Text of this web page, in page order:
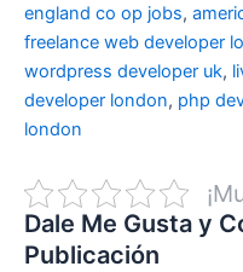
england co op jobs,
freelance web developer
wordpress developer uk,
developer london, php
london
Dale Me Gusta y
Publicación